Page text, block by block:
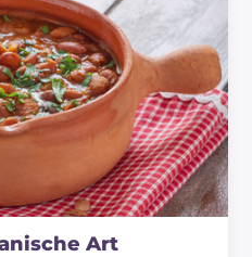
Art